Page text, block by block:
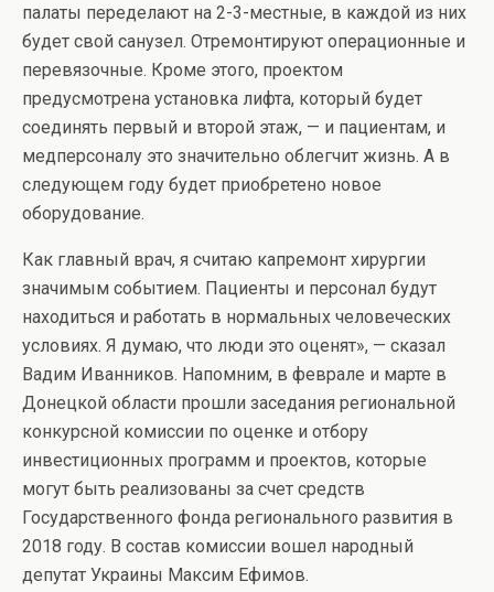
палаты переделают на 2-3-местные, в каждой из них
будет свой санузел. Отремонтируют операционные и
перевязочные. Кроме этого, проектом
предусмотрена установка лифта, который будет
соединять первый и второй этаж, — и пациентам, и
медперсоналу это значительно облегчит жизнь. А в
следующем году будет приобретено новое
оборудование.
Как главный врач, я считаю капремонт хирургии
значимым событием. Пациенты и персонал будут
находиться и работать в нормальных человеческих
условиях. Я думаю, что люди это оценят», — сказал
Вадим Иванников. Напомним, в феврале и марте в
Донецкой области прошли заседания региональной
конкурсной комиссии по оценке и отбору
инвестиционных программ и проектов, которые
могут быть реализованы за счет средств
Государственного фонда регионального развития в
2018 году. В состав комиссии вошел народный
депутат Украины Максим Ефимов.